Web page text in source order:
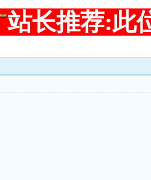
站长推荐:此